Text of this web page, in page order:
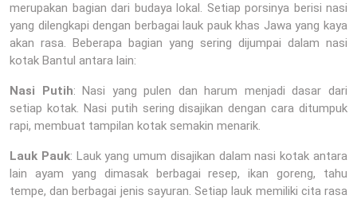
merupakan bagian dari budaya lokal. Setiap porsinya berisi nasi
yang dilengkapi dengan berbagai lauk pauk khas Jawa yang kaya
akan rasa. Beberapa bagian yang sering dijumpai dalam nasi
kotak Bantul antara lain:
Nasi Putih: Nasi yang pulen dan harum menjadi dasar dari
setiap kotak. Nasi putih sering disajikan dengan cara ditumpuk
rapi, membuat tampilan kotak semakin menarik.
Lauk Pauk: Lauk yang umum disajikan dalam nasi kotak antara
lain ayam yang dimasak berbagai resep, ikan goreng, tahu
tempe, dan berbagai jenis sayuran. Setiap lauk memiliki cita rasa